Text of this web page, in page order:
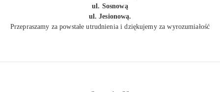
ul. Sosnową
ul. Jesionową.
Przepraszamy za powstałe utrudnienia i dziękujemy za wyrozumiałość